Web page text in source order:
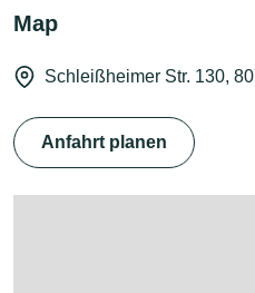
Map
Schleißheimer Str. 130,
Anfahrt planen